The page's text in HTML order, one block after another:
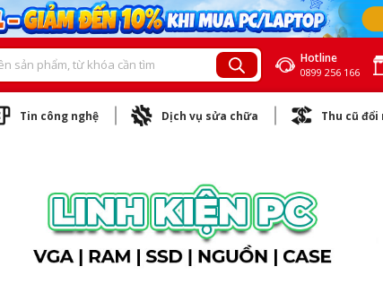
Hotline
0899 256 166
Tin công nghệ Dịch vụ sửa chữa Thu cũ đổi